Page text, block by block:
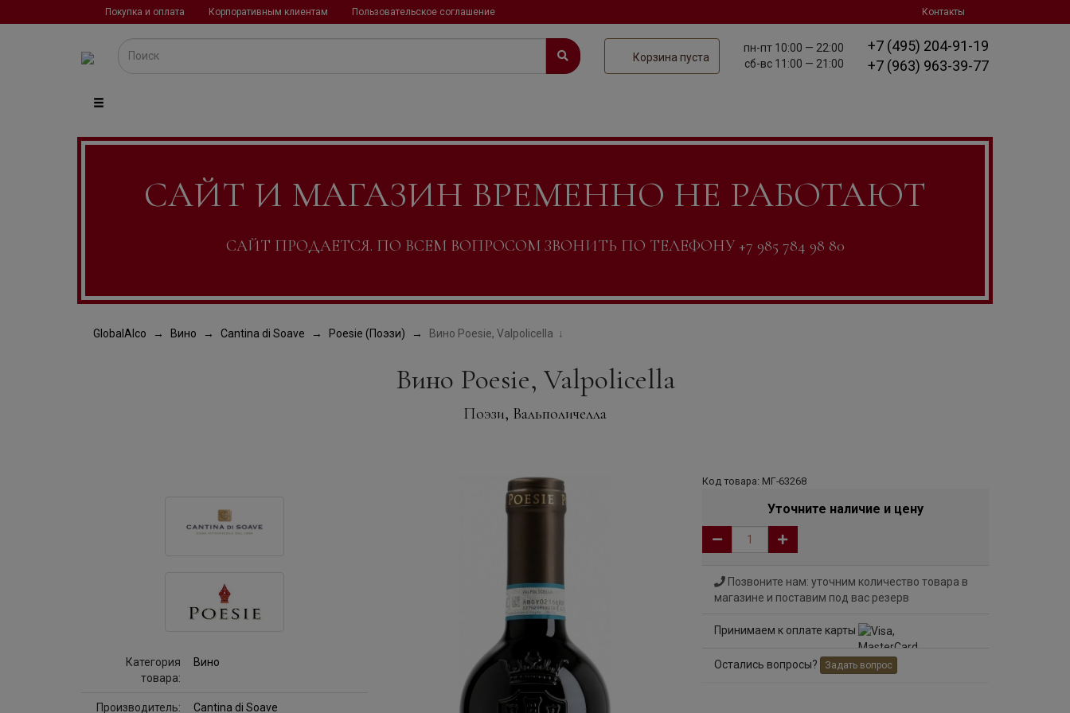
Покупка и оплата Корпоративным клиентам Пользовательское соглашение Контакты
Корзина пуста
пн-пт 10:00 — 22:00
сб-вс 11:00 — 21:00
+7 (495) 204-91-19
+7 (963) 963-39-77
САЙТ И МАГАЗИН ВРЕМЕННО НЕ РАБОТАЮТ
САЙТ ПРОДАЕТСЯ. ПО ВСЕМ ВОПРОСОМ ЗВОНИТЬ ПО ТЕЛЕФОНУ +7 985 784 98 80
GlobalAlco Вино Cantina di Soave Poesie (Поэзи) Вино Poesie, Valpolicella
Вино Poesie, Valpolicella
Поэзи, Вальполичелла
Код товара: МГ-63268
Уточните наличие и цену
Позвоните нам: уточним количество товара в
магазине и поставим под вас резерв
Принимаем к оплате карты
Остались вопросы? Задать вопрос
Категория
товара:
Вино
Производитель: Cantina di Soave